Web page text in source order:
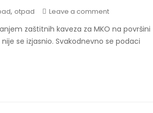
, otpad Leave a comment
zaštitnih kaveza za MKO na površini
se izjasnio. Svakodnevno se podaci